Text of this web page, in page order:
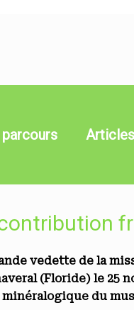
parcours
vedette de la
(Floride) le 25
du